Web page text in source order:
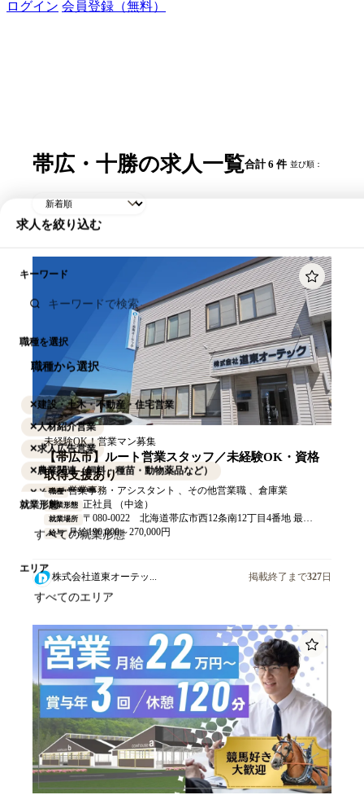
ログイン 会員登録（無料）
求人を絞り込む
キーワード
職種を選択
職種から選択
✕建設・土木・不動産・住宅営業
✕人材紹介営業
✕求人広告営業
✕農業関連（飼料・種苗・動物薬品など）
✕その他営業職
就業形態
エリア
帯広・十勝の求人一覧合計 6 件 並び順：
未経験OK！営業マン募集
【帯広市】ルート営業スタッフ／未経験OK・資格
取得支援あり
職種 営業事務・アシスタント 、その他営業職 、倉庫業
就業形態 正社員 （中途）
就業場所
給与 月給190,000～270,000円
株式会社道東オーテッ... 掲載終了まで327日